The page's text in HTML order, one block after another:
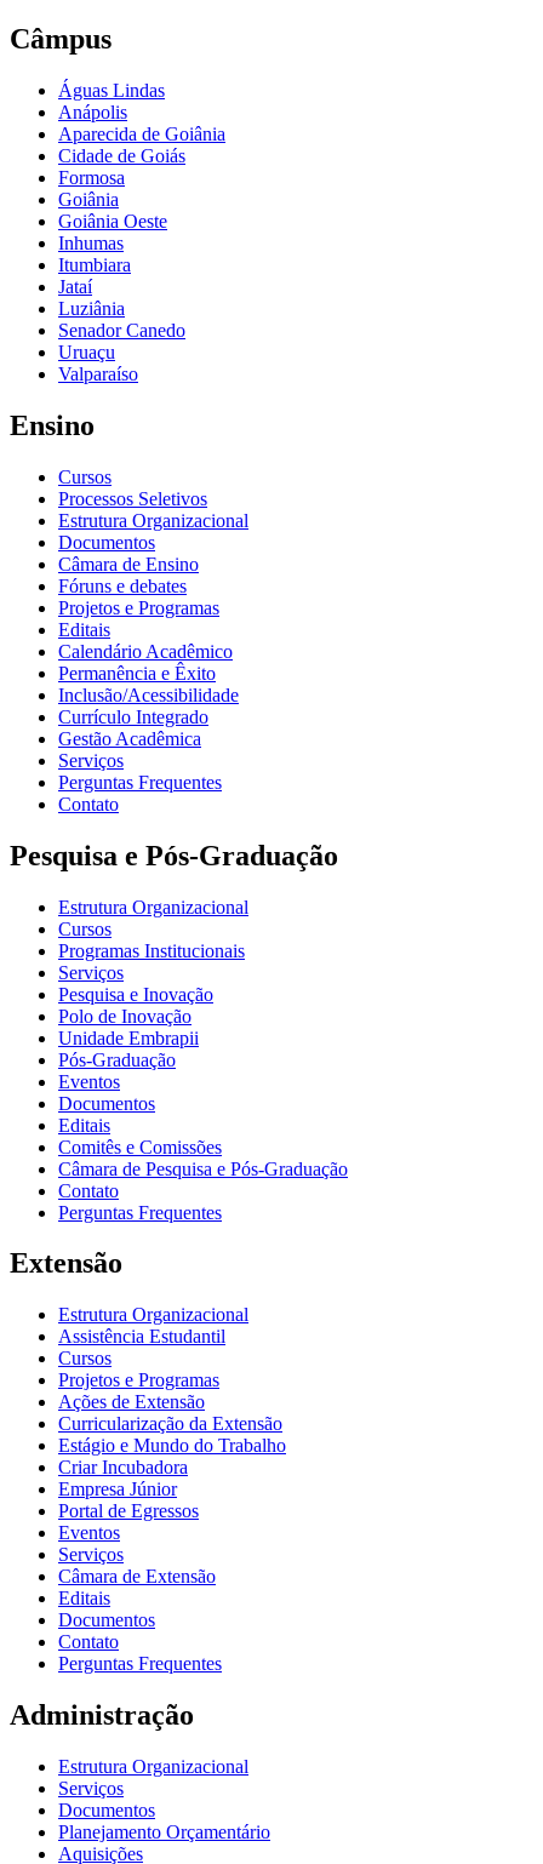
Câmpus
Águas Lindas
Anápolis
Aparecida de Goiânia
Cidade de Goiás
Formosa
Goiânia
Goiânia Oeste
Inhumas
Itumbiara
Jataí
Luziânia
Senador Canedo
Uruaçu
Valparaíso
Ensino
Cursos
Processos Seletivos
Estrutura Organizacional
Documentos
Câmara de Ensino
Fóruns e debates
Projetos e Programas
Editais
Calendário Acadêmico
Permanência e Êxito
Inclusão/Acessibilidade
Currículo Integrado
Gestão Acadêmica
Serviços
Perguntas Frequentes
Contato
Pesquisa e Pós-Graduação
Estrutura Organizacional
Cursos
Programas Institucionais
Serviços
Pesquisa e Inovação
Polo de Inovação
Unidade Embrapii
Pós-Graduação
Eventos
Documentos
Editais
Comitês e Comissões
Câmara de Pesquisa e Pós-Graduação
Contato
Perguntas Frequentes
Extensão
Estrutura Organizacional
Assistência Estudantil
Cursos
Projetos e Programas
Ações de Extensão
Curricularização da Extensão
Estágio e Mundo do Trabalho
Criar Incubadora
Empresa Júnior
Portal de Egressos
Eventos
Serviços
Câmara de Extensão
Editais
Documentos
Contato
Perguntas Frequentes
Administração
Estrutura Organizacional
Serviços
Documentos
Planejamento Orçamentário
Aquisições